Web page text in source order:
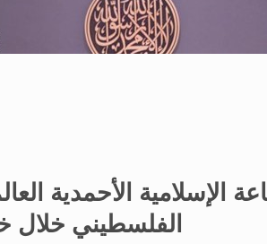
الإسلامية الأحمدية
الفلسطيني خلال